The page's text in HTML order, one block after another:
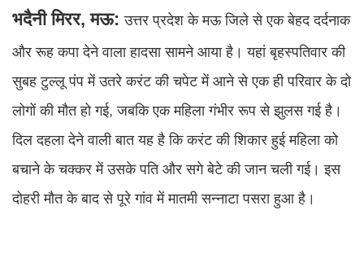
भदैनी मिरर, मऊ: उत्तर प्रदेश के मऊ जिले से एक बेहद दर्दनाक
और रूह कपा देने वाला हादसा सामने आया है। यहां बृहस्पतिवार की
सुबह टुल्लू पंप में उतरे करंट की चपेट में आने से एक ही परिवार के दो
लोगों की मौत हो गई, जबकि एक महिला गंभीर रूप से झुलस गई है।
दिल दहला देने वाली बात यह है कि करंट की शिकार हुई महिला को
बचाने के चक्कर में उसके पति और सगे बेटे की जान चली गई। इस
दोहरी मौत के बाद से पूरे गांव में मातमी सन्नाटा पसरा हुआ है।